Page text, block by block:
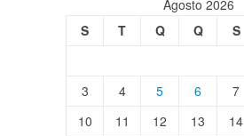
Agosto 2026
S
T Q Q S
3
4 5 6 7
10
11 12 13 14